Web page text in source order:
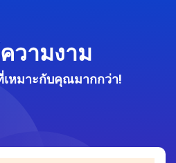
วามงาม
เหมาะกับคุณมากกว่า!